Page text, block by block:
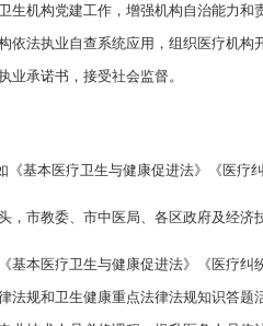
生机构党建工作，增强机构自治能力
依法执业自查系统应用，组织医疗机
业承诺书，接受社会监督。
《基本医疗卫生与健康促进法》《医
，市教委、市中医局、各区政府及经济
基本医疗卫生与健康促进法》《医疗
法规和卫生健康重点法律法规知识答